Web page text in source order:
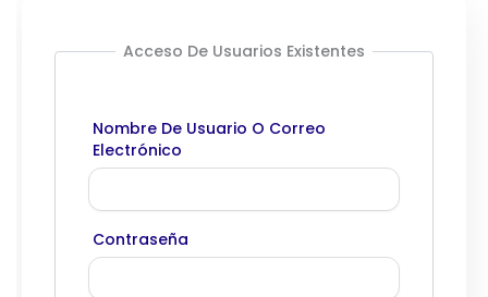
Acceso De Usuarios Existentes
Nombre De Usuario O Correo
Electrónico
Contraseña